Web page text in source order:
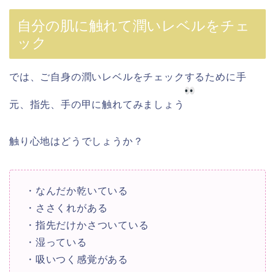
自分の肌に触れて潤いレベルをチェ
ック
では、ご自身の潤いレベルをチェックするために手
元、指先、手の甲に触れてみましょう
触り心地はどうでしょうか？
・なんだか乾いている
・ささくれがある
・指先だけかさついている
・湿っている
・吸いつく感覚がある